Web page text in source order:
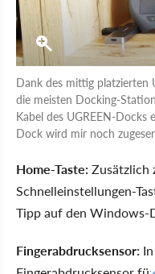
Dank des mittig platzierten
die meisten Docking-
Kabel des UGREEN-
Dock wird mir noch
Home-Taste:Zusätzlich
Schnelleinstellungen-
Tipp auf den Windows-
Fingerabdrucksensor: